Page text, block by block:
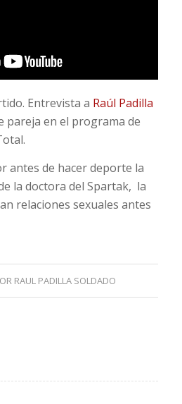
Entrevista a Raúl Padilla
pareja en el programa de
antes de hacer deporte la
la doctora del Spartak, la
relaciones sexuales antes
RAUL PADILLA SOLDADO